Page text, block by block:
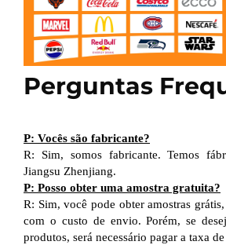
Perguntas
P: Vocês são fabricante?
R: Sim, somos fabricante. Temos
Jiangsu Zhenjiang.
P: Posso obter uma amostra gratuita?
R: Sim, você pode obter amostras
com o custo de envio. Porém, se
produtos, será necessário pagar a taxa